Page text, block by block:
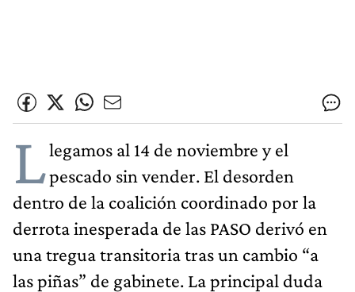
Llegamos al 14 de noviembre y el
pescado sin vender. El desorden
dentro de la coalición coordinado por la
derrota inesperada de las PASO derivó en
una tregua transitoria tras un cambio “a
las piñas” de gabinete. La principal duda